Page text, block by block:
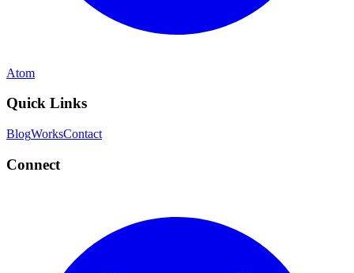
Atom
Quick Links
BlogWorksContact
Connect